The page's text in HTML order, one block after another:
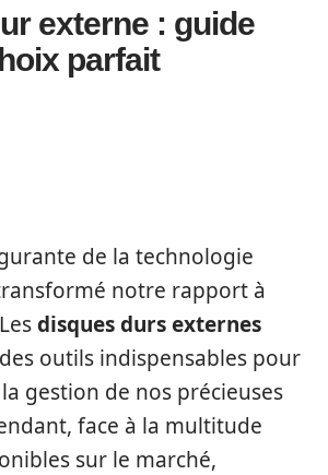
externe : guide
parfait
de la technologie
notre rapport à
disques durs externes
outils indispensables pour
gestion de nos précieuses
face à la multitude
sur le marché,